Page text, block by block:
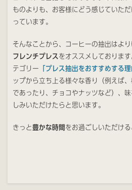
ものよりも、お客様にどう感じていた
っています。
そんなことから、コーヒーの抽出はよ
フレンチプレスをオススメしておりま
テゴリー 「プレス抽出をおすすめする理
ップから立ち上る様々な香り（例えば
であったり、チョコやナッツなど）、
しみいただけたらと思います。
きっと豊かな時間 をお過ごしいただける